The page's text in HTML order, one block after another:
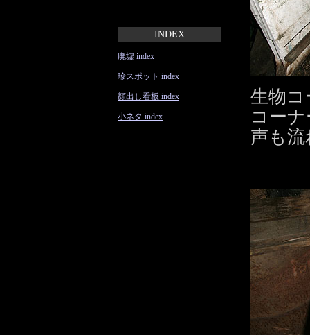
INDEX
廃墟 index
珍スポット index
顔出し看板 index
小ネタ index
生物
コー
声も